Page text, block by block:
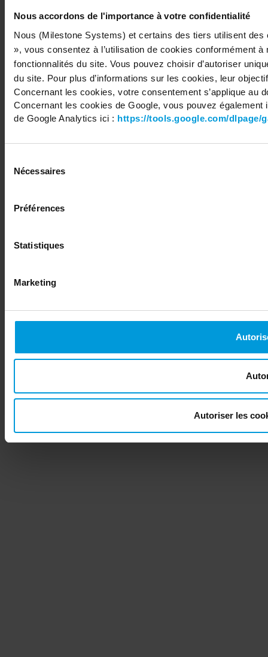
Nous accordons de l'importance à votre confidentialité
Nous (Milestone Systems) et certains des tiers utilisent
», vous consentez à l’utilisation de cookies conformément
fonctionnalités du site. Vous pouvez choisir d’autoriser
du site. Pour plus d’informations sur les cookies, leur
Concernant les cookies, votre consentement s’applique au
Concernant les cookies de Google, vous pouvez
de Google Analytics ici : https://tools.google.com/dlpage/
Nécessaires
Préférences
Statistiques
Marketing
Autoriser les
Copyright © 2026 Milestone Systems A/S. All rights reserved.